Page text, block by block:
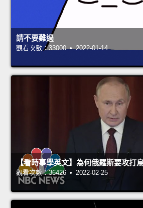
請不要難過
觀看次數：33000 • 2022-01-14
【看時事學英文】為何俄羅斯要攻打
觀看次數：36426 • 2022-02-25